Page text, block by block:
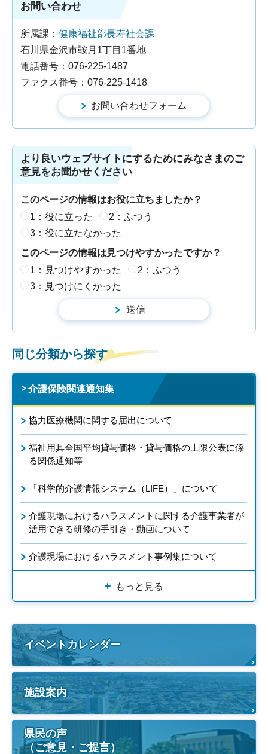
お問い合わせ
所属課： 健康福祉部長寿社会課
石川県金沢市鞍月1丁目1番地
電話番号：076-225-1487
ファクス番号：076-225-1418
より良いウェブサイトにするためにみなさまのご
意見をお聞かせください
このページの情報はお役に立ちましたか？
1：役に立った
2：ふつう
3：役に立たなかった
このページの情報は見つけやすかったですか？
1：見つけやすかった
2：ふつう
3：見つけにくかった
同じ分類から探す
介護保険関連通知集
協力医療機関に関する届出について
福祉用具全国平均貸与価格・貸与価格の上限公表に係
る関係通知等
「科学的介護情報システム（LIFE）」について
介護現場におけるハラスメントに関する介護事業者が
活用できる研修の手引き・動画について
介護現場におけるハラスメント事例集について
もっと見る
イベントカレンダー
施設案内
県民の声
（ご意見・ご提言）